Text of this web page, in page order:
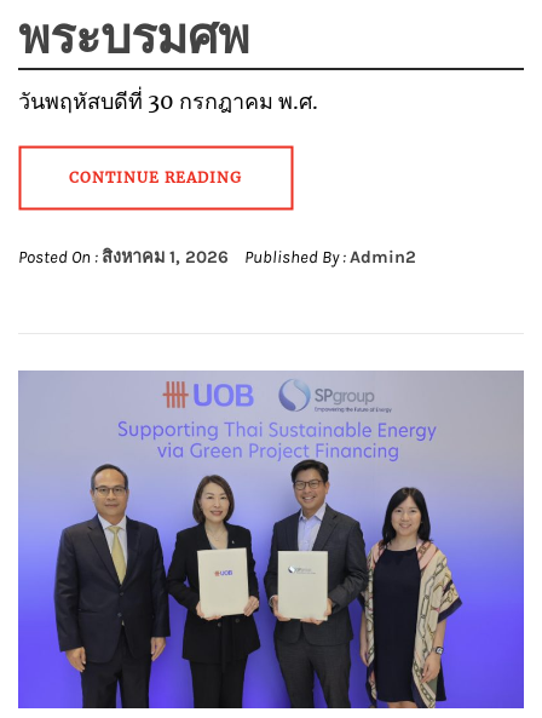
พระบรมศพ
วันพฤหัสบดีที่ 30 กรกฎาคม พ.ศ.
CONTINUE READING
Posted On : สิงหาคม 1, 2026 Published By :Admin2